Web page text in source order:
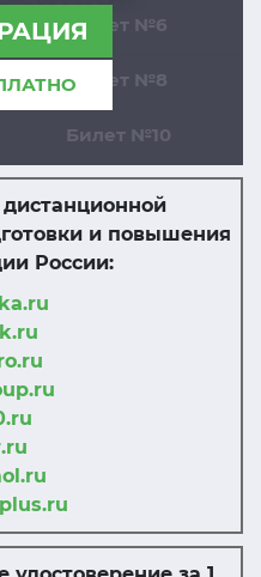
Билет №6
Билет №8
Билет №10
и повышения
России: